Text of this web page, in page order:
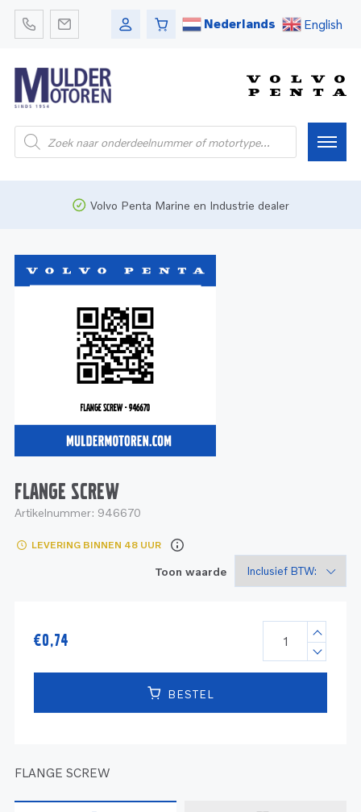
Nederlands English
Onderdelen
Bedrijfsvaart
Onderdelen
Motoren
Onderdelen
Service
Motoren
Service en onderhoud
Reman - Bedrijfsvaart
Volvo Penta Marine en Industrie dealer
FLANGE SCREW
Artikelnummer: 946670
LEVERING BINNEN 48 UUR
Toon waarde
€0,74
BESTEL
FLANGE SCREW